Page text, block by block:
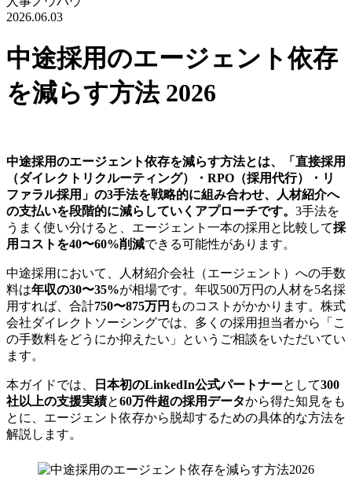
2026.06.03
中途採用のエージェント依存
を減らす方法 2026
中途採用のエージェント依存を減らす方法とは、「直接採用
（ダイレクトリクルーティング）・RPO（採用代行）・リ
ファラル採用」の3手法を戦略的に組み合わせ、人材紹介へ
の支払いを段階的に減らしていくアプローチです。 3手法を
うまく使い分けると、エージェント一本の採用と比較して採
用コストを40〜60%削減できる可能性があります。
中途採用において、人材紹介会社（エージェント）への手数
料は年収の30〜35%が相場です。年収500万円の人材を5名採
用すれば、合計750〜875万円 ものコストがかかります。株式
会社ダイレクトソーシングでは、多くの採用担当者から「こ
の手数料をどうにか抑えたい」というご相談をいただいてい
ます。
本ガイドでは、 日本初のLinkedIn公式パートナーとして300
社以上の支援実績と60万件超の採用データから得た知見をも
とに、エージェント依存から脱却するための具体的な方法を
解説します。